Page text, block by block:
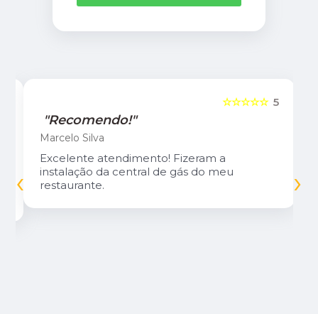
5
☆☆☆☆☆
"Recomendo!"
Marcelo Silva
Excelente atendimento! Fizeram a
instalação da central de gás do meu
restaurante.
‹ ›